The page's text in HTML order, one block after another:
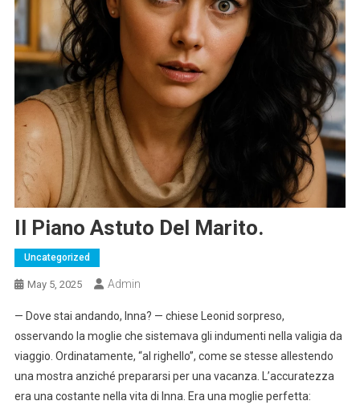
Il Piano Astuto Del Marito.
Uncategorized
May 5, 2025 Admin
— Dove stai andando, Inna? — chiese Leonid sorpreso,
osservando la moglie che sistemava gli indumenti nella valigia da
viaggio. Ordinatamente, “al righello”, come se stesse allestendo
una mostra anziché prepararsi per una vacanza. L’accuratezza
era una costante nella vita di Inna. Era una moglie perfetta: